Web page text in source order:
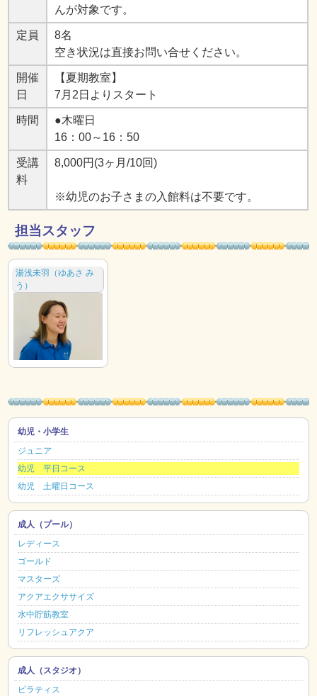
んが対象です。
定員
8名
空き状況は直接お問い合せください。
開催
日
【夏期教室】
7月2日よりスタート
時間
●木曜日
16：00～16：50
受講
料
8,000円(3ヶ月/10回)
※幼児のお子さまの入館料は不要です。
担当スタッフ
湯浅未羽（ゆあさ み
う）
幼児・小学生
ジュニア
幼児 平日コース
幼児 土曜日コース
成人（プール）
レディース
ゴールド
マスターズ
アクアエクササイズ
水中貯筋教室
リフレッシュアクア
成人（スタジオ）
ピラティス